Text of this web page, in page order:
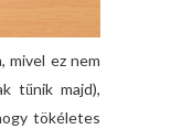
mivel ez nem
tűnik majd),
tökéletes